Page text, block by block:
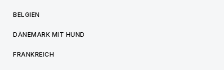
BELGIEN
DÄNEMARK MIT HUND
FRANKREICH